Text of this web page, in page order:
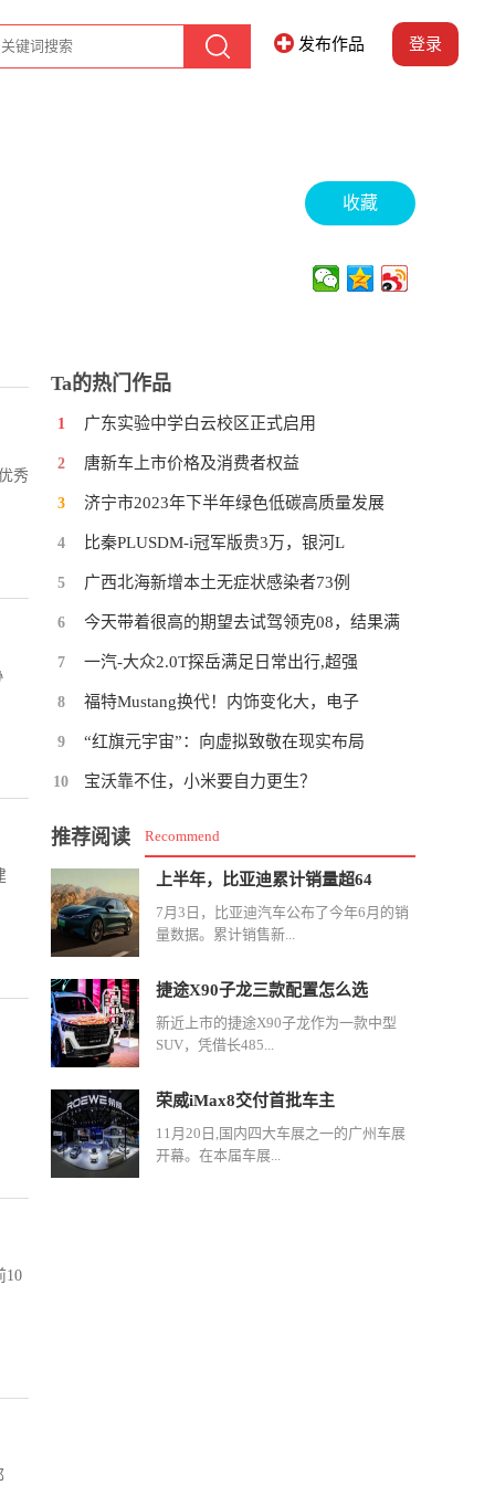
发布作品 登录
收藏
秀
10
Ta的热门作品
1 广东实验中学白云校区正式启用
2 唐新车上市价格及消费者权益
3 济宁市2023年下半年绿色低碳高质量发展
4 比秦PLUSDM-i冠军版贵3万，银河L
5 广西北海新增本土无症状感染者73例
6 今天带着很高的期望去试驾领克08，结果满
7 一汽-大众2.0T探岳满足日常出行,超强
8 福特Mustang换代！内饰变化大，电子
9 “红旗元宇宙”：向虚拟致敬在现实布局
10 宝沃靠不住，小米要自力更生？
推荐阅读 Recommend
上半年，比亚迪累计销量超64
7月3日，比亚迪汽车公布了今年6月的销
量数据。累计销售新...
捷途X90子龙三款配置怎么选
新近上市的捷途X90子龙作为一款中型
SUV，凭借长485...
荣威iMax8交付首批车主
11月20日,国内四大车展之一的广州车展
开幕。在本届车展...